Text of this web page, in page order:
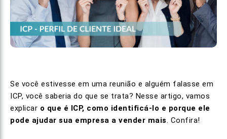
Se você estivesse em uma reunião e alguém falasse em
ICP, você saberia do que se trata? Nesse artigo, vamos
explicar o que é ICP, como identificá-lo e porque ele
pode ajudar sua empresa a vender mais. Confira!